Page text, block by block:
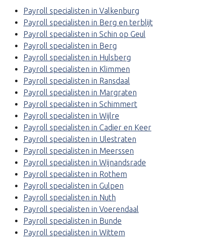
Payroll specialisten in Valkenburg
Payroll specialisten in Berg en terblijt
Payroll specialisten in Schin op Geul
Payroll specialisten in Berg
Payroll specialisten in Hulsberg
Payroll specialisten in Klimmen
Payroll specialisten in Ransdaal
Payroll specialisten in Margraten
Payroll specialisten in Schimmert
Payroll specialisten in Wijlre
Payroll specialisten in Cadier en Keer
Payroll specialisten in Ulestraten
Payroll specialisten in Meerssen
Payroll specialisten in Wijnandsrade
Payroll specialisten in Rothem
Payroll specialisten in Gulpen
Payroll specialisten in Nuth
Payroll specialisten in Voerendaal
Payroll specialisten in Bunde
Payroll specialisten in Wittem